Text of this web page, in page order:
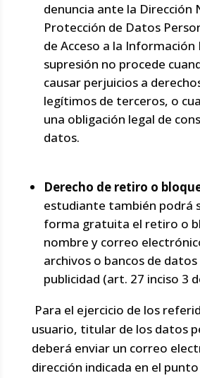
denuncia ante la Dirección
Protección de Datos
de Acceso a la Información
supresión no procede
causar perjuicios a
legítimos de terceros, o
una obligación legal de
datos.
Derecho de retiro o
estudiante también podrá
forma gratuita el retiro o
nombre y correo
archivos o bancos de
publicidad (art. 27 inciso 3
Para el ejercicio de los
usuario, titular de los datos
deberá enviar un correo
dirección indicada en el